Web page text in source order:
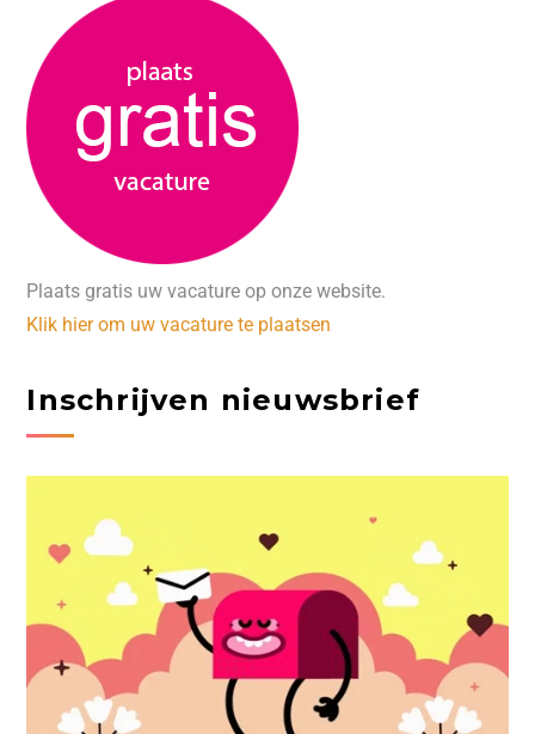
Plaats gratis uw vacature op onze website.
Klik hier om uw vacature te plaatsen
Inschrijven nieuwsbrief